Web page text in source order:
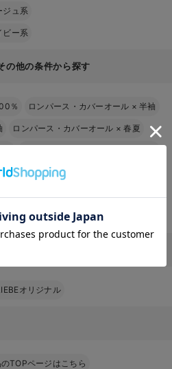
ジュ系
ビー系
の他の条件から探す
％ ロンパース・カバーオール ×半袖
ロンパース・カバーオール ×春夏
4～6ケ月頃
き ロンパース・カバーオール
のブランドページから探す
オリジナル
TOPページはこちら
商品を確認する